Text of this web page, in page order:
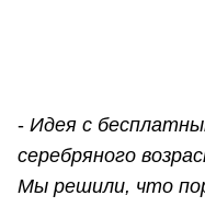
- Идея с
серебряного
Мы решили, что